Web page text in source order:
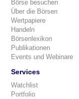
Börse besuchen
Über die Börsen
Wertpapiere
Handeln
Börsenlexikon
Publikationen
Events und Webinare
Services
Watchlist
Portfolio